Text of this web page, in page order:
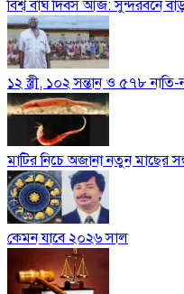
বিশ্ব বাঘ দিবস আজ: সুন্দরবনে
১২ স্ত্রী, ১০২ সন্তান ও ৫৭৮
মাটির নিচে অজানা নতুন মাছের
কেমন যাবে ২০২৬ সাল